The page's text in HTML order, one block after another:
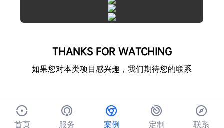
THANKS FOR WATCHING
如果您对本类项目感兴趣，我们期待您的联系
首页 服务 案例 定制 联系